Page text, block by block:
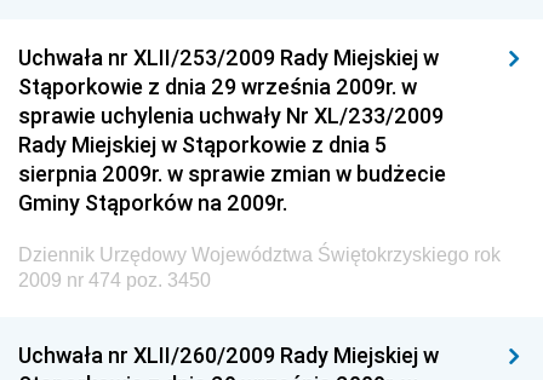
Drogowego
Dziennik Urzędowy Narodowego Banku Polskiego
Dziennik Urzędowy Komendy Głównej Policji
Dziennik Urzędowy Ministra Pracy i Polityki
Społecznej
Dziennik Urzędowy Ministra Transportu, Budownictwa
i Gospodarki Morskiej
Dziennik Urzędowy Ministra Spraw Zagranicznych
Uchwała nr XLII/253/2009 Rady Miejskiej w
Stąporkowie z dnia 29 września 2009r. w
sprawie uchylenia uchwały Nr XL/233/2009
Rady Miejskiej w Stąporkowie z dnia 5
sierpnia 2009r. w sprawie zmian w budżecie
Gminy Stąporków na 2009r.
Dziennik Urzędowy Województwa Świętokrzyskiego rok
2009 nr 474 poz. 3450
Uchwała nr XLII/260/2009 Rady Miejskiej w